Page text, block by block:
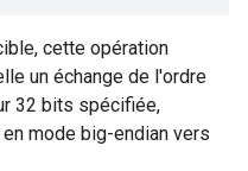
cette opération
un échange de l'ordre
32 bits spécifiée,
mode big-endian vers